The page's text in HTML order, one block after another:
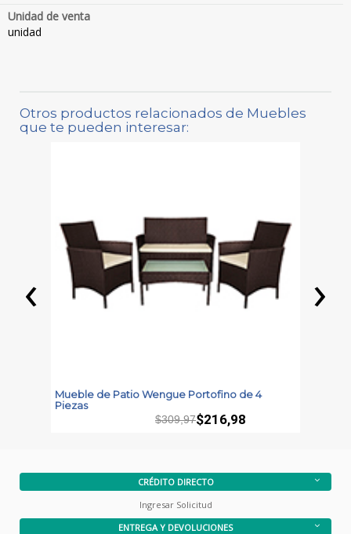
Unidad de venta
unidad
Otros productos relacionados de Muebles
que te pueden interesar:
Mueble de Patio Wengue Portofino de 4
Piezas
$309,97$216,98
‹ ›
CRÉDITO DIRECTO
Ingresar Solicitud
ENTREGA Y DEVOLUCIONES